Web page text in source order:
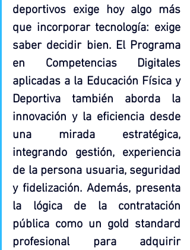
deportivos exige hoy algo más
que incorporar tecnología: exige
saber decidir bien. El Programa
en Competencias Digitales
aplicadas a la Educación Física y
Deportiva también aborda la
innovación y la eficiencia desde
una mirada estratégica,
integrando gestión, experiencia
de la persona usuaria, seguridad
y fidelización. Además, presenta
la lógica de la contratación
pública como un gold standard
profesional para adquirir